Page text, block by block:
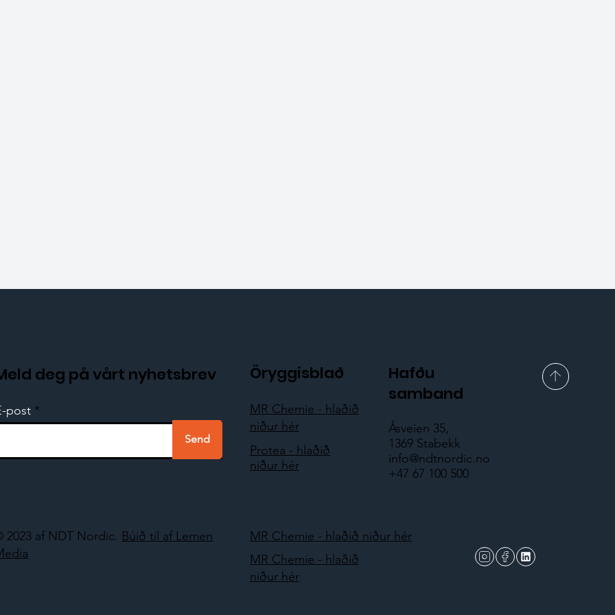
Öryggisblað
MR Chemie - hlaðið
niður hér
Protea - hlaðið
niður hér
Hafðu
samband
Åsveien 35,
1369 Stabekk
info@ndtnordic.no
+47 67 100 500
2023 af NDT Nordic. Búið til af Lemen
deg på vårt nyhetsbrev
post
Send
MR Chemie - hlaðið niður hér
MR Chemie - hlaðið
niður hér